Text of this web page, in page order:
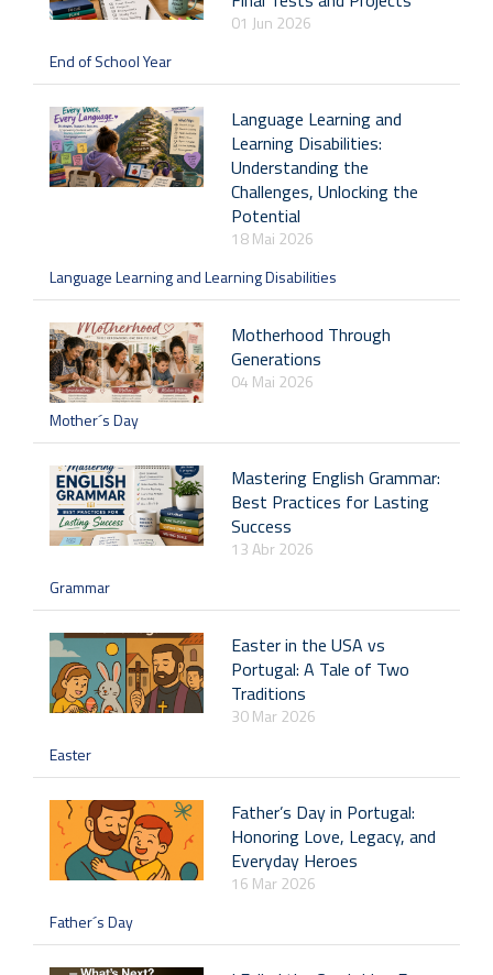
01 Jun 2026
End of School Year
Language Learning and
Learning Disabilities:
Understanding the
Challenges, Unlocking the
Potential
18 Mai 2026
Language Learning and Learning Disabilities
Motherhood Through
Generations
04 Mai 2026
Mother´s Day
Mastering English Grammar:
Best Practices for Lasting
Success
13 Abr 2026
Grammar
Easter in the USA vs
Portugal: A Tale of Two
Traditions
30 Mar 2026
Easter
Father’s Day in Portugal:
Honoring Love, Legacy, and
Everyday Heroes
16 Mar 2026
Father´s Day